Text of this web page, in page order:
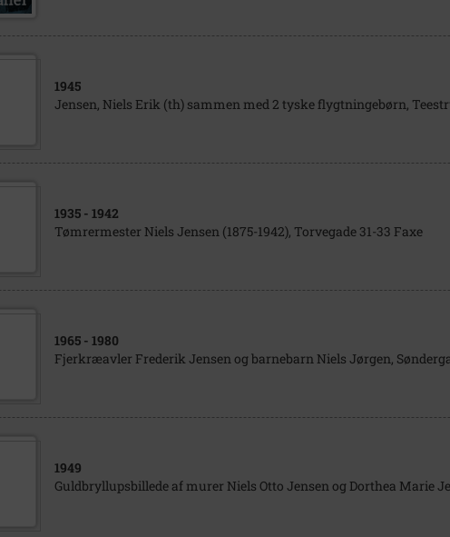
1945
Jensen, Niels Erik (th) sammen med 2 tyske flygtningebørn,
1935 - 1942
Tømrermester Niels Jensen (1875-1942), Torvegade 31-33 Faxe
1965 - 1980
Fjerkræavler Frederik Jensen og barnebarn Niels Jørgen,
1949
Guldbryllupsbillede af murer Niels Otto Jensen og Dorthea Marie